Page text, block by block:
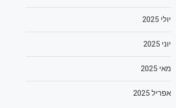
יולי 2025
יוני 2025
מאי 2025
אפריל 2025